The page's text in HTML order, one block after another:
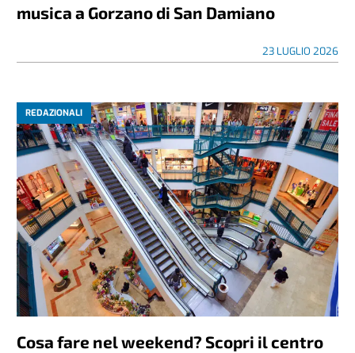
musica a Gorzano di San Damiano
23 LUGLIO 2026
REDAZIONALI
Cosa fare nel weekend? Scopri il centro